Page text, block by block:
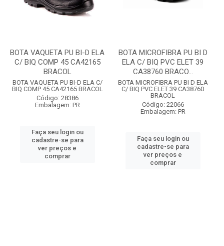
BOTA VAQUETA PU BI-D ELA
C/ BIQ COMP 45 CA42165
BRACOL
BOTA VAQUETA PU BI-D ELA C/
BIQ COMP 45 CA42165 BRACOL
Código: 28386
Embalagem: PR
Faça seu login ou
cadastre-se para
ver preços e
comprar
BOTA MICROFIBRA PU BI D
ELA C/ BIQ PVC ELET 39
CA38760 BRACO...
BOTA MICROFIBRA PU BI D ELA
C/ BIQ PVC ELET 39 CA38760
BRACOL
Código: 22066
Embalagem: PR
Faça seu login ou
cadastre-se para
ver preços e
comprar